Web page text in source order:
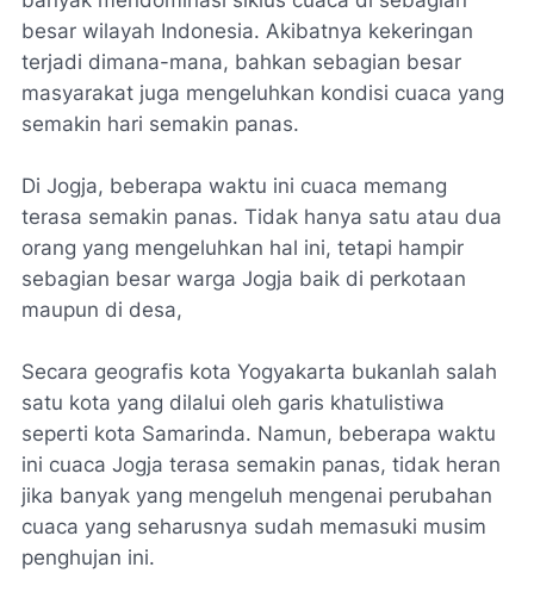
besar wilayah Indonesia. Akibatnya kekeringan
terjadi dimana-mana, bahkan sebagian besar
masyarakat juga mengeluhkan kondisi cuaca yang
semakin hari semakin panas.
Di Jogja, beberapa waktu ini cuaca memang
terasa semakin panas. Tidak hanya satu atau dua
orang yang mengeluhkan hal ini, tetapi hampir
sebagian besar warga Jogja baik di perkotaan
maupun di desa,
Secara geografis kota Yogyakarta bukanlah salah
satu kota yang dilalui oleh garis khatulistiwa
seperti kota Samarinda. Namun, beberapa waktu
ini cuaca Jogja terasa semakin panas, tidak heran
jika banyak yang mengeluh mengenai perubahan
cuaca yang seharusnya sudah memasuki musim
penghujan ini.